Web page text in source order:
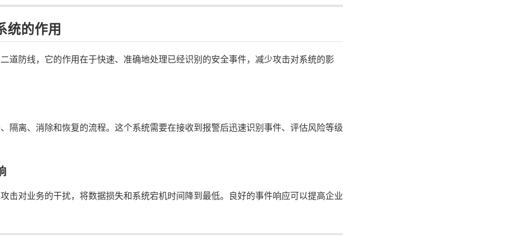
统的作用
道防线，它的作用在于快速、准确地处理已经识别的安全事件，减少攻击对系统的影
隔离、消除和恢复的流程。这个系统需要在接收到报警后迅速识别事件、评估风险等级
击对业务的干扰，将数据损失和系统宕机时间降到最低。良好的事件响应可以提高企业